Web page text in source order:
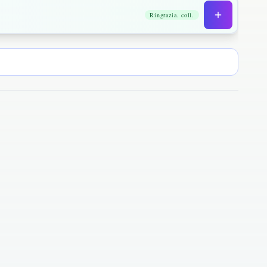
Ringrazia. coll.